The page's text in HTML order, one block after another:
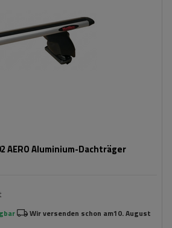
AERO Aluminium-Dachträger
Wir versenden schon am10. August